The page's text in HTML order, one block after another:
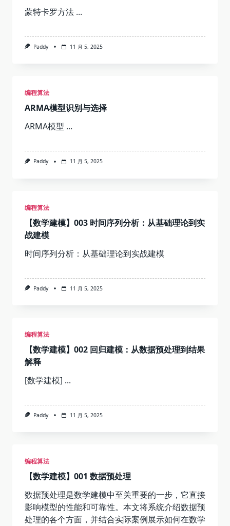
蒙特卡罗方法 ...
Paddy 11 月 5, 2025
编程算法
ARMA模型识别与选择
ARMA模型 ...
Paddy 11 月 5, 2025
编程算法
【数学建模】003 时间序列分析：从基础理论到实
战建模
时间序列分析：从基础理论到实战建模
Paddy 11 月 5, 2025
编程算法
【数学建模】002 回归建模：从数据预处理到结果
解释
[数学建模] ...
Paddy 11 月 5, 2025
编程算法
【数学建模】001 数据预处理
数据预处理是数学建模中至关重要的一步，它直接
影响模型的性能和可靠性。本文将系统介绍数据预
处理的各个方面，并结合实际案例展示如何在数学